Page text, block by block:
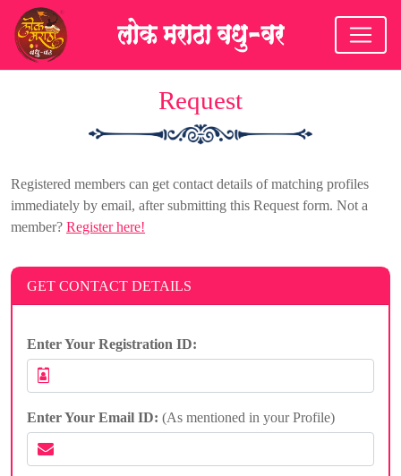
Request
Registered members can get contact details of matching profiles
immediately by email, after submitting this Request form. Not a
member? Register here!
GET CONTACT DETAILS
Enter Your Registration ID:
Enter Your Email ID: (As mentioned in your Profile)